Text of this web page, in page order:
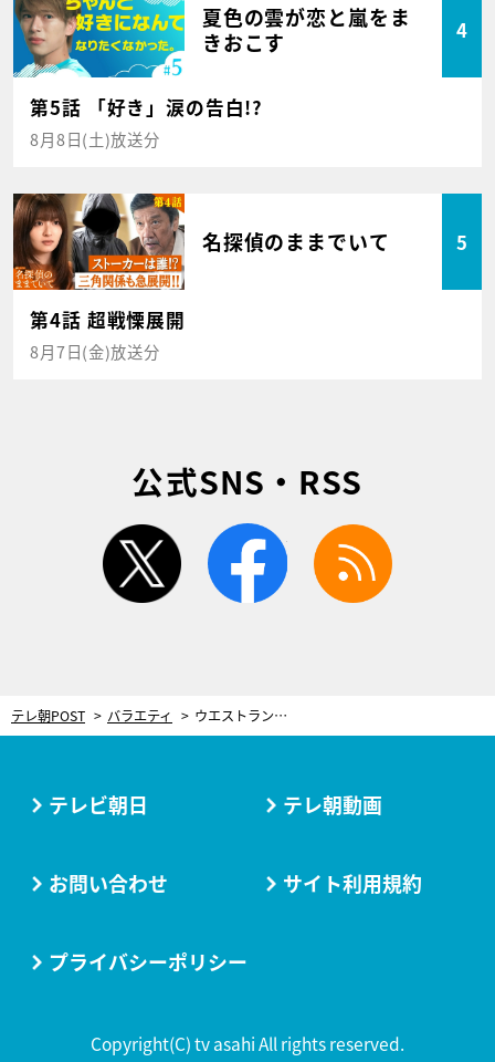
夏色の雲が恋と嵐をま
きおこす
4
第5話 「好き」涙の告白!?
8月8日(土)放送分
名探偵のままでいて 5
第4話 超戦慄展開
8月7日(金)放送分
公式SNS・RSS
twitter facebook
テレ朝POST バラエティ ウエストランド・井口浩之が“公開処刑”!? 思わぬ暴露に「話が違うじゃねぇか！」と大焦り
テレビ朝日 テレ朝動画
お問い合わせ サイト利用規約
プライバシーポリシー
Copyright(C) tv asahi All rights reserved.